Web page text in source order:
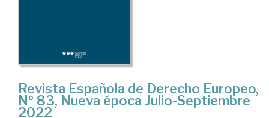
Revista Española de Derecho Europeo,
Nº 83, Nueva época Julio-Septiembre
2022